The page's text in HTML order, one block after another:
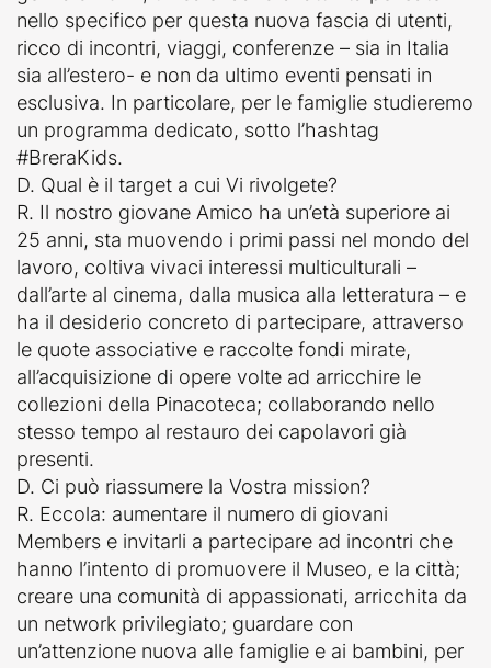
nello specifico per questa nuova fascia di utenti,
ricco di incontri, viaggi, conferenze – sia in Italia
sia all’estero- e non da ultimo eventi pensati in
esclusiva. In particolare, per le famiglie studieremo
un programma dedicato, sotto l’hashtag
#BreraKids.
D. Qual è il target a cui Vi rivolgete?
R. Il nostro giovane Amico ha un’età superiore ai
25 anni, sta muovendo i primi passi nel mondo del
lavoro, coltiva vivaci interessi multiculturali –
dall’arte al cinema, dalla musica alla letteratura – e
ha il desiderio concreto di partecipare, attraverso
le quote associative e raccolte fondi mirate,
all’acquisizione di opere volte ad arricchire le
collezioni della Pinacoteca; collaborando nello
stesso tempo al restauro dei capolavori già
presenti.
D. Ci può riassumere la Vostra mission?
R. Eccola: aumentare il numero di giovani
Members e invitarli a partecipare ad incontri che
hanno l’intento di promuovere il Museo, e la città;
creare una comunità di appassionati, arricchita da
un network privilegiato; guardare con
un’attenzione nuova alle famiglie e ai bambini, per